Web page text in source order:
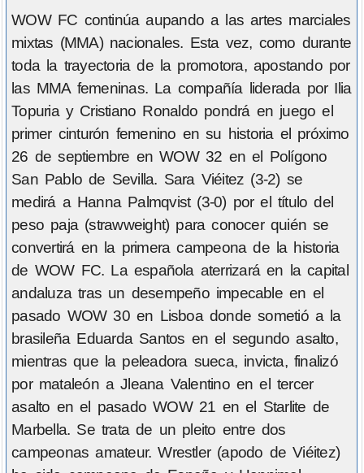
WOW FC continúa aupando a las artes marciales
mixtas (MMA) nacionales. Esta vez, como durante
toda la trayectoria de la promotora, apostando por
las MMA femeninas. La compañía liderada por Ilia
Topuria y Cristiano Ronaldo pondrá en juego el
primer cinturón femenino en su historia el próximo
26 de septiembre en WOW 32 en el Polígono
San Pablo de Sevilla. Sara Viéitez (3-2) se
medirá a Hanna Palmqvist (3-0) por el título del
peso paja (strawweight) para conocer quién se
convertirá en la primera campeona de la historia
de WOW FC. La española aterrizará en la capital
andaluza tras un desempeño impecable en el
pasado WOW 30 en Lisboa donde sometió a la
brasileña Eduarda Santos en el segundo asalto,
mientras que la peleadora sueca, invicta, finalizó
por mataleón a Jleana Valentino en el tercer
asalto en el pasado WOW 21 en el Starlite de
Marbella. Se trata de un pleito entre dos
campeonas amateur. Wrestler (apodo de Viéitez)